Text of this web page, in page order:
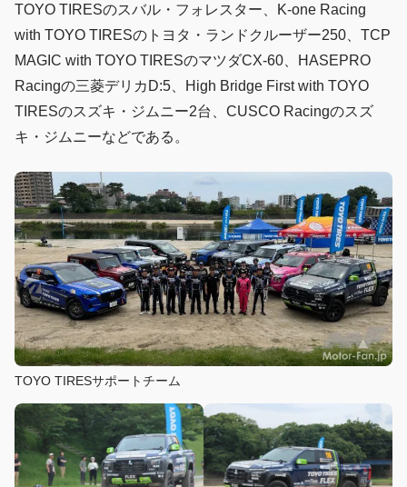
TOYO TIRESのスバル・フォレスター、K-one Racing
with TOYO TIRESのトヨタ・ランドクルーザー250、TCP
MAGIC with TOYO TIRESのマツダCX-60、HASEPRO
Racingの三菱デリカD:5、High Bridge First with TOYO
TIRESのスズキ・ジムニー2台、CUSCO Racingのスズ
キ・ジムニーなどである。
TOYO TIRESサポートチーム